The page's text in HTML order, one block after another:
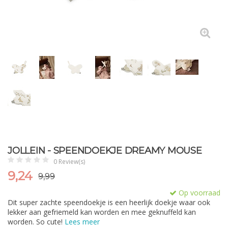
JOLLEIN - SPEENDOEKJE DREAMY MOUSE
0 Review(s)
9,24 9,99
Op voorraad
Dit super zachte speendoekje is een heerlijk doekje waar ook
lekker aan gefriemeld kan worden en mee geknuffeld kan
worden. So cute! Lees meer